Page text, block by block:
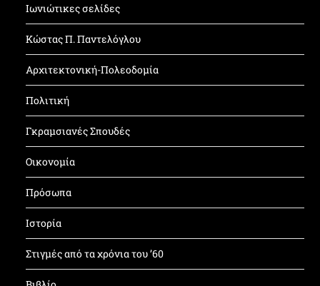
Ιωνιώτικες σελίδες
Κώστας Π. Παντελόγλου
Αρχιτεκτονική-Πολεοδομία
Πολιτική
Γκραμσιανές Σπουδές
Οικονομία
Πρόσωπα
Ιστορία
Στιγμές από τα χρόνια του ’60